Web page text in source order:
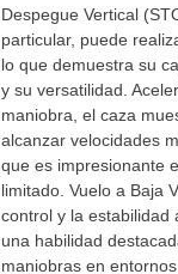
Despegue Vertical
particular, puede
lo que demuestra su
y su versatilidad.
maniobra, el caza
alcanzar velocidades
que es impresionante
limitado. Vuelo a Baja
control y la estabilidad
una habilidad
maniobras en